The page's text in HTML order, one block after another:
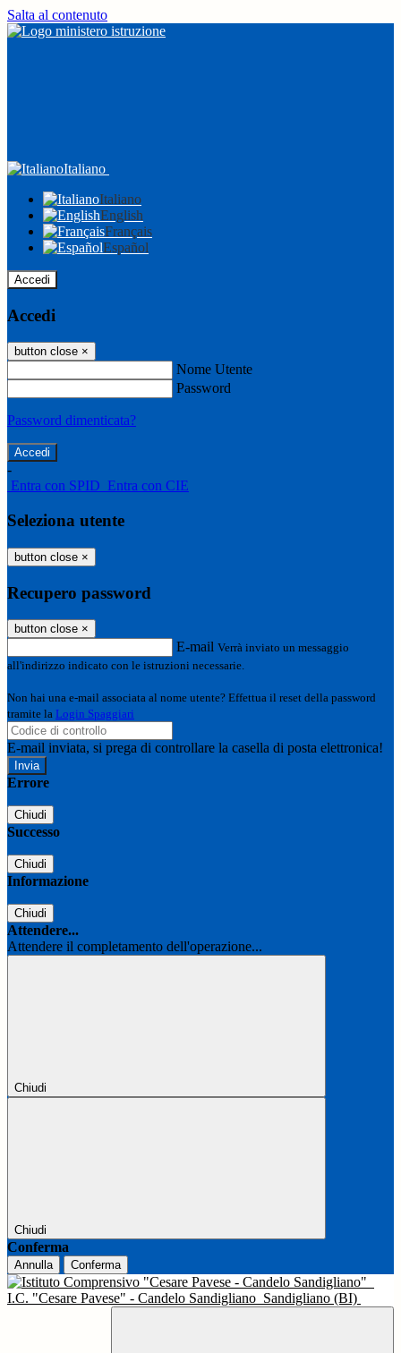
Salta al contenuto
Italiano
Italiano
English
Français
Español
Accedi
Accedi
button close ×
Nome Utente
Password
Password dimenticata?
-
Entra con SPID Entra con CIE
Seleziona utente
button close ×
Recupero password
button close ×
E-mail Verrà inviato un messaggio
all'indirizzo indicato con le istruzioni necessarie.
Non hai una e-mail associata al nome utente? Effettua il reset della password
tramite la Login Spaggiari
E-mail inviata, si prega di controllare la casella di posta elettronica!
Errore
Chiudi
Successo
Chiudi
Informazione
Chiudi
Attendere...
Attendere il completamento dell'operazione...
Chiudi
Chiudi
Conferma
Annulla Conferma
I.C. "Cesare Pavese" - Candelo Sandigliano Sandigliano (BI)